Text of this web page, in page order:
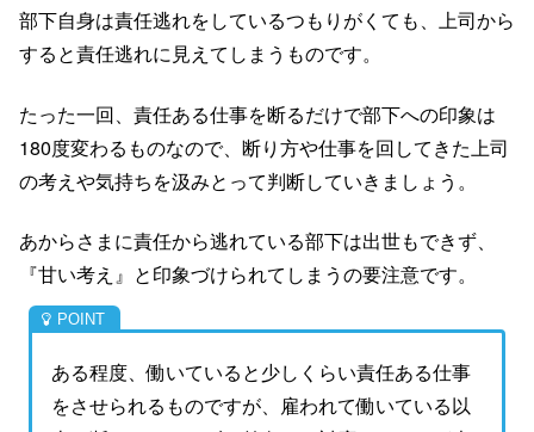
部下自身は責任逃れをしているつもりがくても、上司から
すると責任逃れに見えてしまうものです。
たった一回、責任ある仕事を断るだけで部下への印象は
180度変わるものなので、断り方や仕事を回してきた上司
の考えや気持ちを汲みとって判断していきましょう。
あからさまに責任から逃れている部下は出世もできず、
『甘い考え』と印象づけられてしまうの要注意です。
ある程度、働いていると少しくらい責任ある仕事
をさせられるものですが、雇われて働いている以